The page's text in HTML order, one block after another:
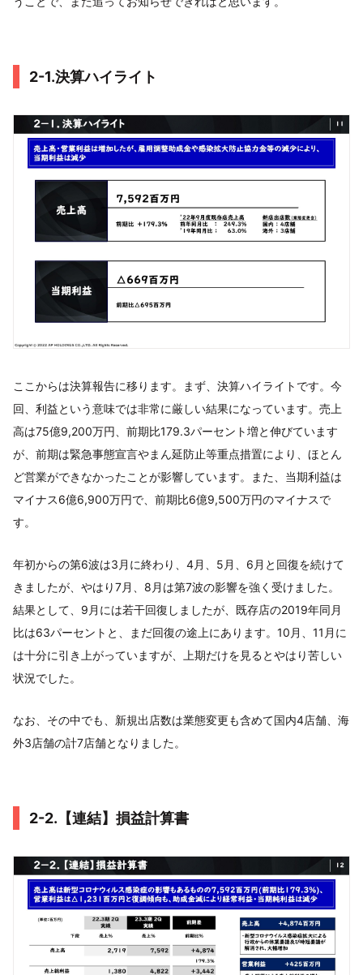
2-1.決算ハイライト
ここからは決算報告に移ります。まず、決算ハイライトです。今
回、利益という意味では非常に厳しい結果になっています。売上
高は75億9,200万円、前期比179.3パーセント増と伸びています
が、前期は緊急事態宣言やまん延防止等重点措置により、ほとん
ど営業ができなかったことが影響しています。また、当期利益は
マイナス6億6,900万円で、前期比6億9,500万円のマイナスで
す。
年初からの第6波は3月に終わり、4月、5月、6月と回復を続けて
きましたが、やはり7月、8月は第7波の影響を強く受けました。
結果として、9月には若干回復しましたが、既存店の2019年同月
比は63パーセントと、まだ回復の途上にあります。10月、11月に
は十分に引き上がっていますが、上期だけを見るとやはり苦しい
状況でした。
なお、その中でも、新規出店数は業態変更も含めて国内4店舗、海
外3店舗の計7店舗となりました。
2-2.【連結】損益計算書